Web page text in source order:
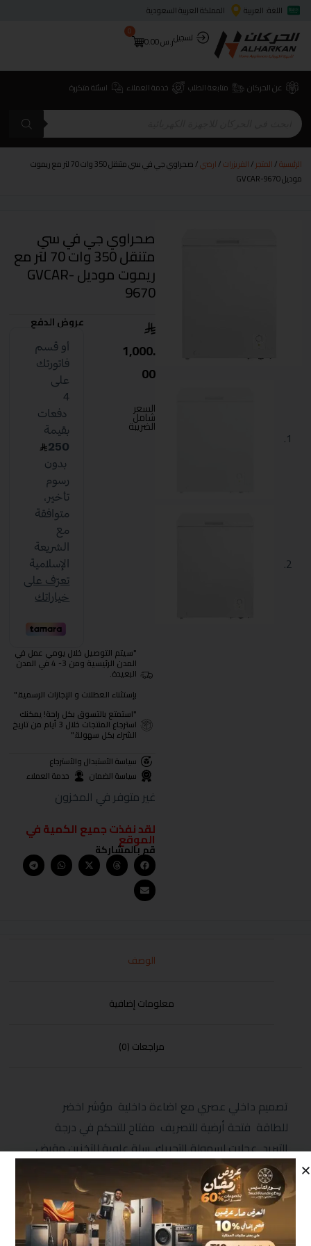
اللغة: العربية
المملكة العربية السعودية
تسجيلر.س0.00
0
عن الحركان متابعة الطلب خدمة العملاء اسئلة متكررة
الرئيسية/المتجر/الفريزرات/ارضي
/ صحراوي جي في سي متنقل 350 وات 70 لتر مع ريموت
موديل GVCAR-9670
صحراوي جي في سي
متنقل 350 وات 70 لتر مع
ريموت موديل GVCAR-
9670
1,000.
00
السعر
شامل
الضريبة
عروض الدفع
"سيتم التوصيل خلال يومي عمل في
المدن الرئيسية ومن 3- 4 في المدن
البعيدة.
بإستثناء العطلات و الإجازات الرسمية."
"استمتع بالتسوق بكل راحة! يمكنك
استرجاع المنتجات خلال 3 أيام من تاريخ
الشراء بكل سهولة."
سياسة الأستبدال والأسترجاع
سياسة الضمان
خدمة العملاء
غير متوفر في المخزون
لقد نفذت جميع الكمية في
الموقع
قم بالمشاركة
الوصف
معلومات إضافية
مراجعات (0)
تصميم داخلي عصري مع اضاءة داخلية مؤشر اخضر
للطاقة فتحة أرضية للتصريف مفتاح للتحكم في درجة
التبريد عجلات لسهولة التحريك سلة علوية للتخزين مقبض
يدوي مع قفل ضد عبث الأطفال فريون صديق البيئة الابعاد
(MM) 850*820*555